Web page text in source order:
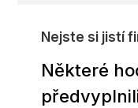
Nejste si jistí
Některé